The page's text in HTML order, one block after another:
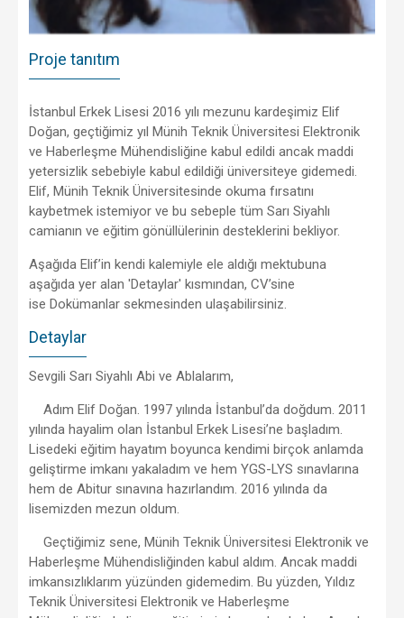
Proje tanıtım
İstanbul Erkek Lisesi 2016 yılı mezunu kardeşimiz Elif
Doğan, geçtiğimiz yıl Münih Teknik Üniversitesi Elektronik
ve Haberleşme Mühendisliğine kabul edildi ancak maddi
yetersizlik sebebiyle kabul edildiği üniversiteye gidemedi.
Elif, Münih Teknik Üniversitesinde okuma fırsatını
kaybetmek istemiyor ve bu sebeple tüm Sarı Siyahlı
camianın ve eğitim gönüllülerinin desteklerini bekliyor.
Aşağıda Elif’in kendi kalemiyle ele aldığı mektubuna
aşağıda yer alan 'Detaylar' kısmından, CV’sine
ise Dokümanlar sekmesinden ulaşabilirsiniz.
Detaylar
Sevgili Sarı Siyahlı Abi ve Ablalarım,
Adım Elif Doğan. 1997 yılında İstanbul’da doğdum. 2011
yılında hayalim olan İstanbul Erkek Lisesi’ne başladım.
Lisedeki eğitim hayatım boyunca kendimi birçok anlamda
geliştirme imkanı yakaladım ve hem YGS-LYS sınavlarına
hem de Abitur sınavına hazırlandım. 2016 yılında da
lisemizden mezun oldum.
Geçtiğimiz sene, Münih Teknik Üniversitesi Elektronik ve
Haberleşme Mühendisliğinden kabul aldım. Ancak maddi
imkansızlıklarım yüzünden gidemedim. Bu yüzden, Yıldız
Teknik Üniversitesi Elektronik ve Haberleşme